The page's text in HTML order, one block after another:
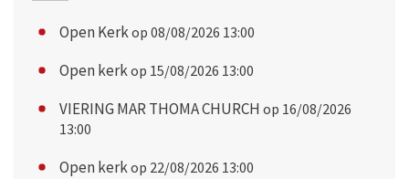
Open Kerkop 08/08/2026 13:00
Open kerkop 15/08/2026 13:00
VIERING MAR THOMA CHURCH op 16/08/2026
13:00
Open kerkop 22/08/2026 13:00